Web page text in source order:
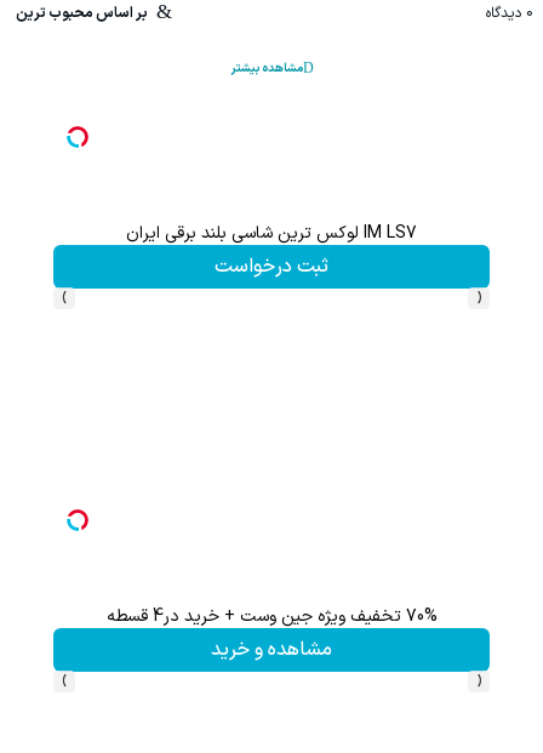
0 دیدگاه بر اساس محبوب ترین
مشاهده بیشتر
IM LS7 لوکس ترین شاسی بلند برقی ایران
ثبت درخواست
‹
›
70% تخفیف ویژه جین وست + خرید در4 قسطه
مشاهده و خرید
‹
›